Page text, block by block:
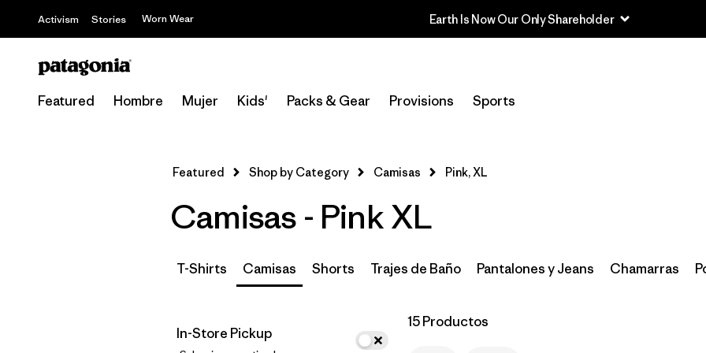
Activism Stories Worn Wear Earth Is Now Our Only Shareholder
Featured Hombre Mujer Kids' Packs & Gear Provisions Sports
Selecciona una tienda
Filtrar por
Price
Filtrar por
Size 1
Filtrar por
Fit
Featured Shop by Category Camisas Pink, XL
Camisas - Pink XL
T-Shirts Camisas Shorts Trajes de Baño Pantalones y Jeans Chamarras
In-Store Pickup
15 Productos